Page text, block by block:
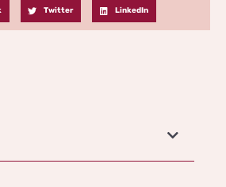
Twitter LinkedIn